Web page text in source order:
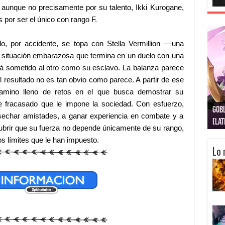
no precisamente por su talento, Ikki Kurogane,
por ser el único con rango F.
por accidente, se topa con Stella Vermillion —una
embarazosa que termina en un duelo con una
sometido al otro como su esclavo. La balanza parece
no es tan obvio como parece. A partir de ese
lleno de retos en el que busca demostrar su
que le impone la sociedad. Con esfuerzo,
amistades, a ganar experiencia en combate y a
que su fuerza no depende únicamente de su rango,
límites que le han impuesto.
Lo